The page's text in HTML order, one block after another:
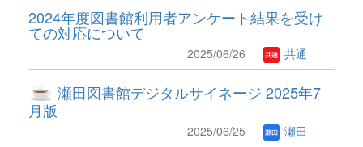
2024年度図書館利用者アンケート結果を受け
ての対応について
2025/06/26 共通
瀬田図書館デジタルサイネージ 2025年7
月版
2025/06/25 瀬田